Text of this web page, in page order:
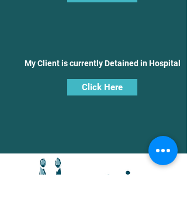
My Client is currently Detained in Hospital
Click Here